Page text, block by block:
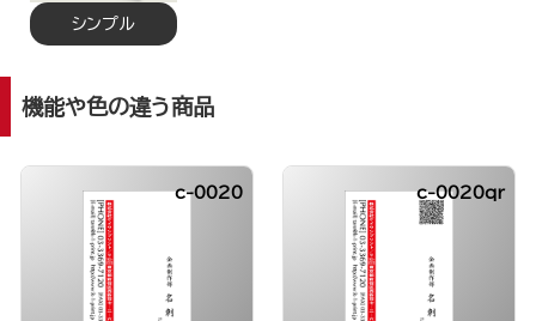
シンプル
機能や色の違う商品
c-0020 c-0020qr